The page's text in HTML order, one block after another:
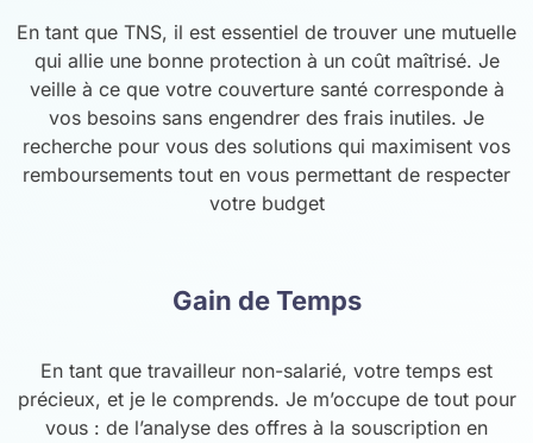
En tant que TNS, il est essentiel de trouver une mutuelle
qui allie une bonne protection à un coût maîtrisé. Je
veille à ce que votre couverture santé corresponde à
vos besoins sans engendrer des frais inutiles. Je
recherche pour vous des solutions qui maximisent vos
remboursements tout en vous permettant de respecter
votre budget
Gain de Temps
En tant que travailleur non-salarié, votre temps est
précieux, et je le comprends. Je m’occupe de tout pour
vous : de l’analyse des offres à la souscription en